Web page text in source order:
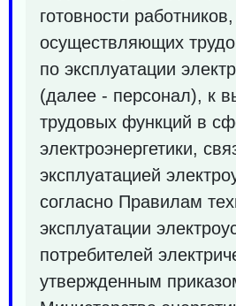
готовности работников,
осуществляющих
по эксплуатации
(далее - персонал), к
трудовых функций в
электроэнергетики,
эксплуатацией
согласно Правилам
эксплуатации
потребителей
утвержденным